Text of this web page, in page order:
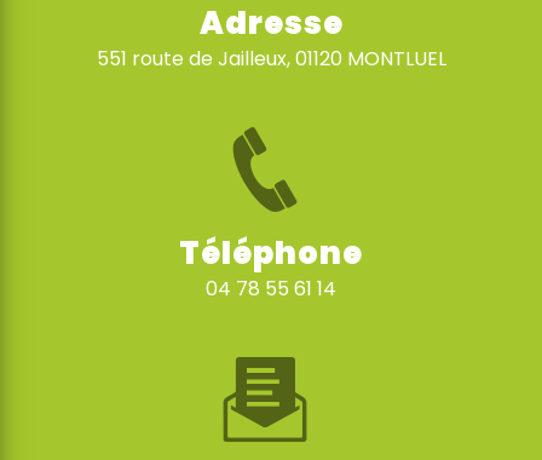
Adresse
551 route de Jailleux, 01120 MONTLUEL
Téléphone
04 78 55 61 14